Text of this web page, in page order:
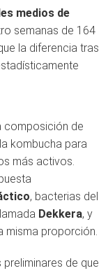
medios de
semanas de 164
la diferencia tras
composición de
kombucha para
más activos.
, bacterias del
Dekkera, y
misma proporción.
de que